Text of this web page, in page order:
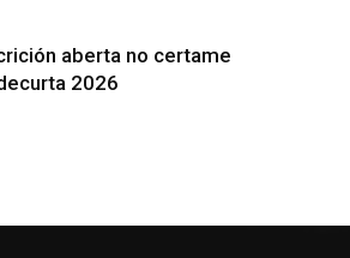
aberta no certame
2026